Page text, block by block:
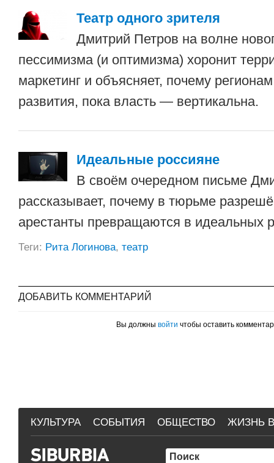
Театр одного зрителя
Дмитрий Петров на волне
пессимизма (и оптимизма) хоронит
маркетинг и объясняет, почему
развития, пока власть — вертикальна.
Идеальные россияне
В своём очередном письме
рассказывает, почему в тюрьме
арестанты превращаются в идеальных
Теги: Рита Логинова, театр
ДОБАВИТЬ КОММЕНТАРИЙ
Вы должны войти чтобы оставить
КУЛЬТУРА СОБЫТИЯ ОБЩЕСТВО ЖИЗНЬ